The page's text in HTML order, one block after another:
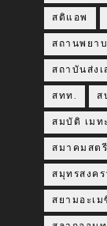
สติแอพ
สถานพยา
สถาบันส่ง
สทท. ส
สมบัติ เมท
สมาคมสต
สมุทรสงคร
สยามอะเม